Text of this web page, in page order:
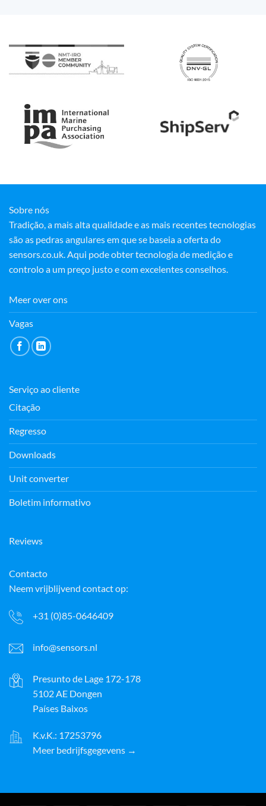
Sobre nós
Tradição, a mais alta qualidade e as mais recentes tecnologias
são as pedras angulares em que se baseia a oferta do
sensors.co.uk. Aqui pode obter tecnologia de medição e
controlo a um preço justo e com excelentes conselhos.
Meer over ons
Vagas
Serviço ao cliente
Citação
Regresso
Downloads
Unit converter
Boletim informativo
Reviews
Contacto
Neem vrijblijvend contact op:
+31 (0)85-0646409
info@sensors.nl
Presunto de Lage 172-178
5102 AE Dongen
Países Baixos
K.v.K.: 17253796
Meer bedrijfsgegevens →